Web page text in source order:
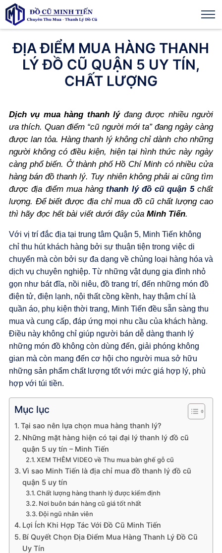
ĐỊA ĐIỂM MUA HÀNG THANH
LÝ ĐỒ CŨ QUẬN 5 UY TÍN,
CHẤT LƯỢNG
Dịch vụ mua hàng thanh lýđang được nhiều người
ưa thích. Quan điểm “cũ người mới ta” đang ngày càng
được lan tỏa. Hàng thanh lý không chỉ dành cho những
người không có điều kiện, hiện tại hình thức này ngày
càng phổ biến. Ở thành phố Hồ Chí Minh có nhiều cửa
hàng bán đồ thanh lý. Tuy nhiên không phải ai cũng tìm
được địa điểm mua hàngthanh lý đồ cũ quận 5chất
lượng. Để biết được địa chỉ mua đồ cũ chất lượng cao
thì hãy đọc hết bài viết dưới đây của Minh Tiến.
Với vị trí đắc địa tại trung tâm Quận 5, Minh Tiến không
chỉ thu hút khách hàng bởi sự thuận tiện trong việc di
chuyển mà còn bởi sự đa dạng về chủng loại hàng hóa và
dịch vụ chuyên nghiệp. Từ những vật dụng gia đình nhỏ
gọn như bát đĩa, nồi niêu, đồ trang trí, đến những món đồ
điện tử, điện lạnh, nội thất cồng kềnh, hay thậm chí là
quần áo, phụ kiện thời trang, Minh Tiến đều sẵn sàng thu
mua và cung cấp, đáp ứng mọi nhu cầu của khách hàng.
Điều này không chỉ giúp người bán dễ dàng thanh lý
những món đồ không còn dùng đến, giải phóng không
gian mà còn mang đến cơ hội cho người mua sở hữu
những sản phẩm chất lượng tốt với mức giá hợp lý, phù
hợp với túi tiền.
Mục lục
Tại sao nên lựa chọn mua hàng thanh lý?
Những mặt hàng hiện có tại đại lý thanh lý đồ cũ
quận 5 uy tín – Minh Tiến
XEM THÊM VIDEO về Thu mua bàn ghế gỗ cũ
Vì sao Minh Tiến là địa chỉ mua đồ thanh lý đồ cũ
quận 5 uy tín
Chất lượng hàng thanh lý được kiểm định
Nơi buôn bán hàng cũ giá tốt nhất
Đội ngũ nhân viên
Lợi Ích Khi Hợp Tác Với Đồ Cũ Minh Tiến
Bí Quyết Chọn Địa Điểm Mua Hàng Thanh Lý Đồ Cũ
Uy Tín